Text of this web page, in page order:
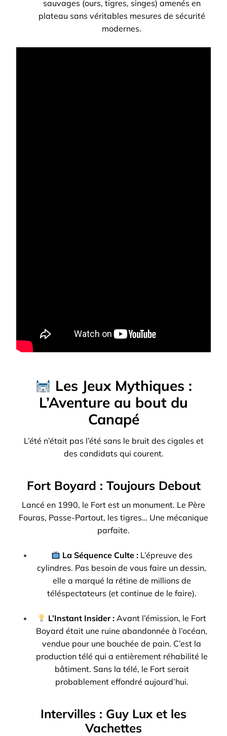
sauvages (ours, tigres, singes) amenés en
plateau sans véritables mesures de sécurité
modernes.
Les Jeux Mythiques :
L’Aventure au bout du
Canapé
L’été n’était pas l’été sans le bruit des cigales et
des candidats qui courent.
Fort Boyard : Toujours Debout
Lancé en 1990, le Fort est un monument. Le Père
Fouras, Passe-Partout, les tigres… Une mécanique
parfaite.
La Séquence Culte :L’épreuve des
cylindres. Pas besoin de vous faire un dessin,
elle a marqué la rétine de millions de
téléspectateurs (et continue de le faire).
L’Instant Insider : Avant l’émission, le Fort
Boyard était une ruine abandonnée à l’océan,
vendue pour une bouchée de pain. C’est la
production télé qui a entièrement réhabilité le
bâtiment. Sans la télé, le Fort serait
probablement effondré aujourd’hui.
Intervilles : Guy Lux et les
Vachettes